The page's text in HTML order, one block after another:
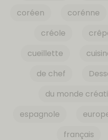
coréen
corénne
créole
cueillette
de chef
du monde
espagnole
français